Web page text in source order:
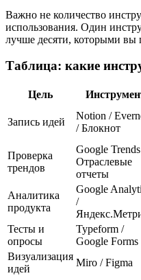
Важно не количество
использования. Один
лучше десяти, которыми вы
Таблица: какие
Цель
Запись идей
Notion /
/ Блокнот
Проверка
трендов
Google
Отраслевые
отчеты
Аналитика
продукта
Google
/
Тесты и
опросы
Typeform /
Google Forms
Визуализация
идей
Miro / Figma